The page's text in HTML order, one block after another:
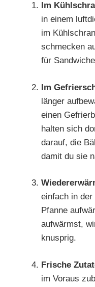
Im
in einem
im
schmecken
für
Im
länger
einen
halten sich
darauf, die
damit du sie
einfach in
Pfanne
aufwärmst,
knusprig.
Frische
im Voraus